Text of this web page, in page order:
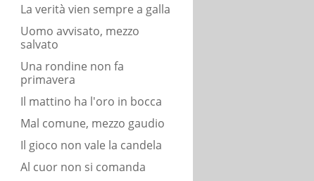
La verità vien sempre a galla
Uomo avvisato, mezzo
salvato
Una rondine non fa
primavera
Il mattino ha l'oro in bocca
Mal comune, mezzo gaudio
Il gioco non vale la candela
Al cuor non si comanda